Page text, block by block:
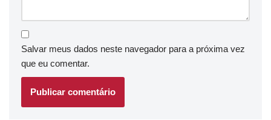
Salvar meus dados neste navegador para a próxima vez
que eu comentar.